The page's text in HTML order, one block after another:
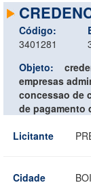
Código:
3401281
Objeto:
empresas
concessao de
de pagamento
Licitante
Cidade